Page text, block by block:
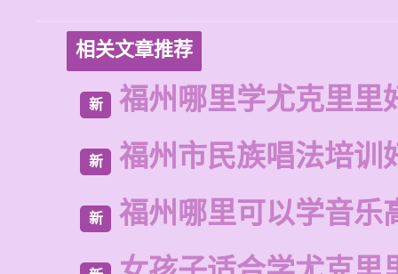
相关文章推荐
新 福州哪里学尤克里里
新 福州市民族唱法培训
新 福州哪里可以学音乐